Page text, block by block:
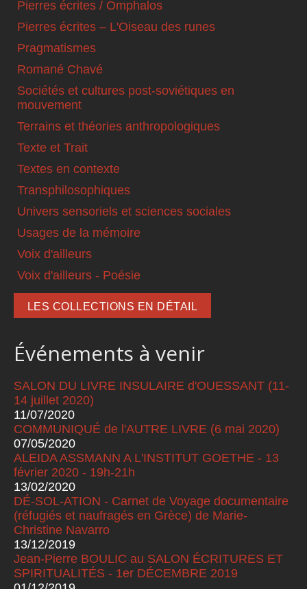
Pierres écrites / Omphalos
Pierres écrites – L'Oiseau des runes
Pragmatismes
Romané Chavé
Sociétés et cultures post-soviétiques en
mouvement
Terrains et théories anthropologiques
Texte et Trait
Textes en contexte
Transphilosophiques
Univers sensoriels et sciences sociales
Usages de la mémoire
Voix d'ailleurs
Voix d'ailleurs - Poésie
LES COLLECTIONS EN DÉTAIL
Événements à venir
SALON DU LIVRE INSULAIRE d'OUESSANT (11-
14 juillet 2020)
11/07/2020
COMMUNIQUÉ de l'AUTRE LIVRE (6 mai 2020)
07/05/2020
ALEIDA ASSMANN A L'INSTITUT GOETHE - 13
février 2020 - 19h-21h
13/02/2020
DÉ-SOL-ATION - Carnet de Voyage documentaire
(réfugiés et naufragés en Grèce) de Marie-
Christine Navarro
13/12/2019
Jean-Pierre BOULIC au SALON ÉCRITURES ET
SPIRITUALITÉS - 1er DÉCEMBRE 2019